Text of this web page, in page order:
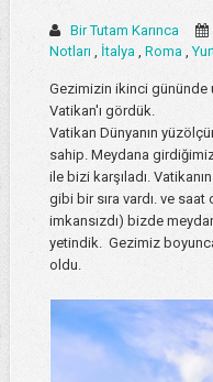
Bir Tutam Karınca
Notları
İtalya Roma ,
Gezimizin ikinci gününde
Vatikan'ı gördük.
Vatikan Dünyanın
sahip. Meydana
ile bizi karşıladı.
gibi bir sıra vardı. ve saat
imkansızdı) bizde
yetindik. Gezimiz
oldu.